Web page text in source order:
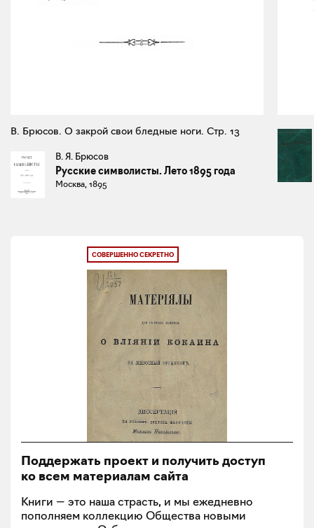
В. Брюсов. О закрой свои бледные ноги. Стр. 13
В. Я. Брюсов
Русские символисты. Лето 1895 года
Москва, 1895
СОВЕРШЕННО СЕКРЕТНО
Поддержать проект и получить доступ
ко всем материалам сайта
Книги — это наша страсть, и мы ежедневно
пополняем коллекцию Общества новыми